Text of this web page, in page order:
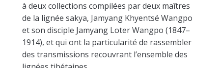
à deux collections compilées par deux maîtres
de la lignée sakya, Jamyang Khyentsé Wangpo
et son disciple Jamyang Loter Wangpo (1847–
1914), et qui ont la particularité de rassembler
des transmissions recouvrant l’ensemble des